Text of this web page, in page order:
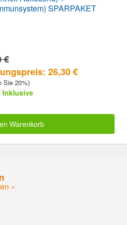
SPARPAKET
€
26,30 €
Sie 20%)
Inklusive
Warenkorb
»